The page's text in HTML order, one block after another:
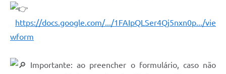
https://docs.google.com/.../1FAIpQLSer4Qj5nxn0p.../vie
wform
Importante: ao preencher o formulário, caso não